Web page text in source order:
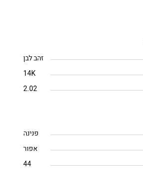
זהב לבן
14K
2.02
פנינה
אפור
44